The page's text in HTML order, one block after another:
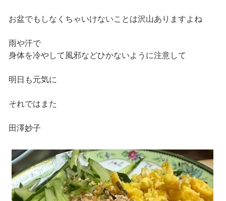
お盆でもしなくちゃいけないことは沢山ありますよね
雨や汗で
身体を冷やして風邪などひかないように注意して
明日も元気に
それではまた
田澤妙子